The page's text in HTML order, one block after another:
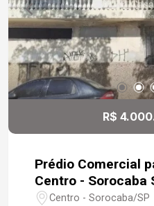
R$
Prédio Comercial
Centro - Sorocaba
Centro - Sorocaba/SP